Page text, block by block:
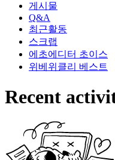
게시물
Q&A
최근활동
스크랩
에초에디터 초이스
위베 위클리 베스트
Recent